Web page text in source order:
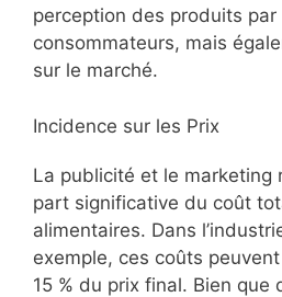
perception des produits par
consommateurs, mais
sur le marché.
Incidence sur les Prix
La publicité et le marketing
part significative du coût
alimentaires. Dans
exemple, ces coûts
15 % du prix final. Bien que